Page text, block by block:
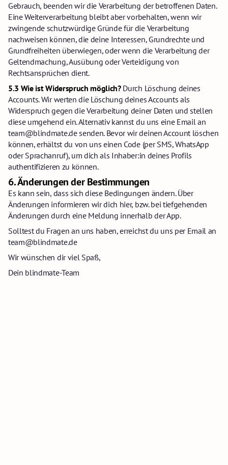
Gebrauch, beenden wir die Verarbeitung der betroffenen Daten.
Eine Weiterverarbeitung bleibt aber vorbehalten, wenn wir
zwingende schutzwürdige Gründe für die Verarbeitung
nachweisen können, die deine Interessen, Grundrechte und
Grundfreiheiten überwiegen, oder wenn die Verarbeitung der
Geltendmachung, Ausübung oder Verteidigung von
Rechtsansprüchen dient.
5.3 Wie ist Widerspruch möglich?Durch Löschung deines
Accounts. Wir werten die Löschung deines Accounts als
Widerspruch gegen die Verarbeitung deiner Daten und stellen
diese umgehend ein. Alternativ kannst du uns eine Email an
team@blindmate.de senden. Bevor wir deinen Account löschen
können, erhältst du von uns einen Code (per SMS, WhatsApp
oder Sprachanruf), um dich als Inhaber:in deines Profils
authentifizieren zu können.
6.Änderungen der Bestimmungen
Es kann sein, dass sich diese Bedingungen ändern. Über
Änderungen informieren wir dich hier, bzw. bei tiefgehenden
Änderungen durch eine Meldung innerhalb der App.
Solltest du Fragen an uns haben, erreichst du uns per Email an
team@blindmate.de
Wir wünschen dir viel Spaß,
Dein blindmate-Team